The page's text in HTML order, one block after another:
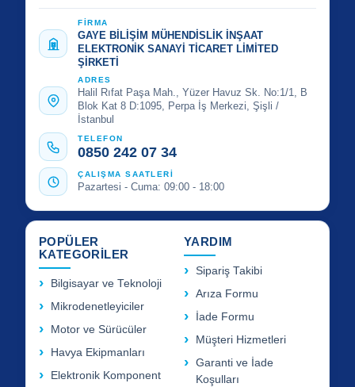
FİRMA
GAYE BİLİŞİM MÜHENDİSLİK İNŞAAT
ELEKTRONİK SANAYİ TİCARET LİMİTED
ŞİRKETİ
ADRES
Halil Rıfat Paşa Mah., Yüzer Havuz Sk. No:1/1, B
Blok Kat 8 D:1095, Perpa İş Merkezi, Şişli /
İstanbul
TELEFON
0850 242 07 34
ÇALIŞMA SAATLERİ
Pazartesi - Cuma: 09:00 - 18:00
POPÜLER
KATEGORİLER
Bilgisayar ve Teknoloji
Mikrodenetleyiciler
Motor ve Sürücüler
Havya Ekipmanları
Elektronik Komponent
YARDIM
Sipariş Takibi
Arıza Formu
İade Formu
Müşteri Hizmetleri
Garanti ve İade
Koşulları